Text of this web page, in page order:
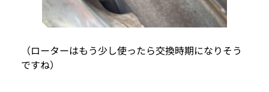
（ローターはもう少し使ったら交換時期になりそう
ですね）